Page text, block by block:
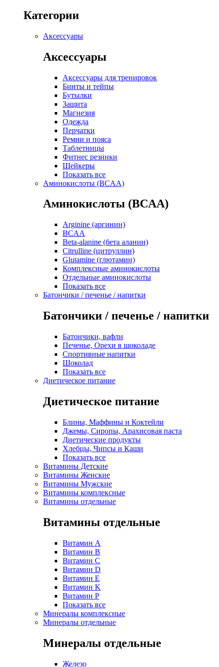
Категории
Аксессуары
Аксессуары
Аксессуары для тренировок
Бинты и тейпы
Бутылки
Защита
Магнезия
Одежда
Перчатки
Ремни и пояса
Таблетницы
Фитнес резинки
Шейкеры
Показать все
Аминокислоты (BCAA)
Аминокислоты (BCAA)
Arginine (аргинин)
BCAA
Beta-alanine (бета аланин)
Citrulline (цитруллин)
Glutamine (глютамин)
Комплексные аминокислоты
Отдельные аминокислоты
Показать все
Батончики / печенье / напитки
Батончики / печенье / напитки
Батончики, вафли
Печенье, Орехи в шоколаде
Спортивные напитки
Шоколад
Показать все
Диетическое питание
Диетическое питание
Блины, Маффины и Коктейли
Джемы, Сиропы, Арахисовая паста
Диетические продукты
Хлебцы, Чипсы и Каши
Показать все
Витамины Детские
Витамины Женские
Витамины Мужские
Витамины комплексные
Витамины отдельные
Витамины отдельные
Витамин A
Витамин B
Витамин C
Витамин D
Витамин E
Витамин K
Витамин P
Показать все
Минералы комплексные
Минералы отдельные
Минералы отдельные
Железо